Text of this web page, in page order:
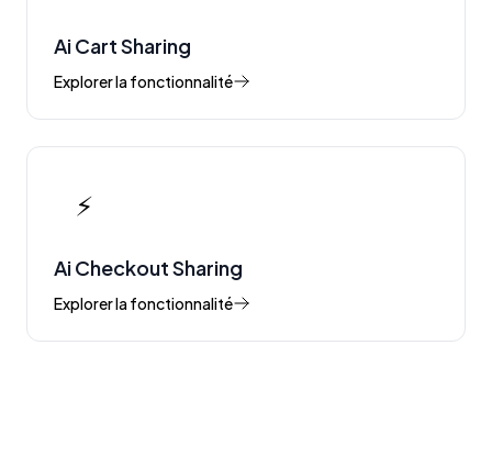
Ai Cart Sharing
Explorer la fonctionnalité
⚡
Ai Checkout Sharing
Explorer la fonctionnalité